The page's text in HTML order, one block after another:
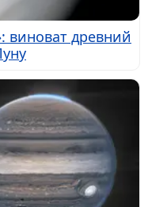
виноват древний